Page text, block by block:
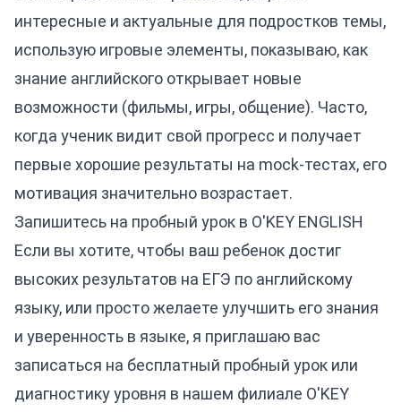
интересные и актуальные для подростков темы,
использую игровые элементы, показываю, как
знание английского открывает новые
возможности (фильмы, игры, общение). Часто,
когда ученик видит свой прогресс и получает
первые хорошие результаты на mock-тестах, его
мотивация значительно возрастает.
Запишитесь на пробный урок в O'KEY ENGLISH
Если вы хотите, чтобы ваш ребенок достиг
высоких результатов на ЕГЭ по английскому
языку, или просто желаете улучшить его знания
и уверенность в языке, я приглашаю вас
записаться на бесплатный пробный урок или
диагностику уровня в нашем филиале O'KEY